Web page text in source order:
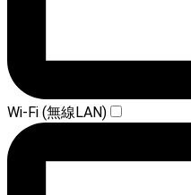
Wi-Fi (無線LAN)